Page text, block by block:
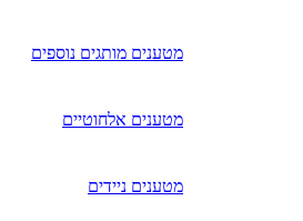
מטענים מותגים נוספים
מטענים אלחוטיים
מטענים ניידים